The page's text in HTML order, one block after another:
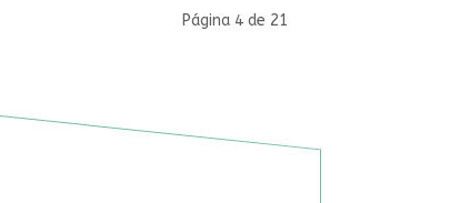
Página 4 de 21